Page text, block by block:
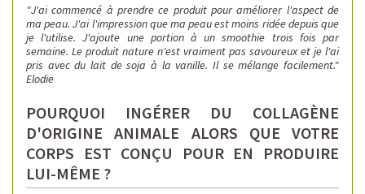
"J'ai commencé à prendre ce produit pour améliorer l'aspect de
ma peau. J'ai l'impression que ma peau est moins ridée depuis que
je l'utilise. J'ajoute une portion à un smoothie trois fois par
semaine. Le produit nature n'est vraiment pas savoureux et je l'ai
pris avec du lait de soja à la vanille. Il se mélange facilement."
Elodie
POURQUOI INGÉRER DU COLLAGÈNE
D'ORIGINE ANIMALE ALORS QUE VOTRE
CORPS EST CONÇU POUR EN PRODUIRE
LUI-MÊME ?